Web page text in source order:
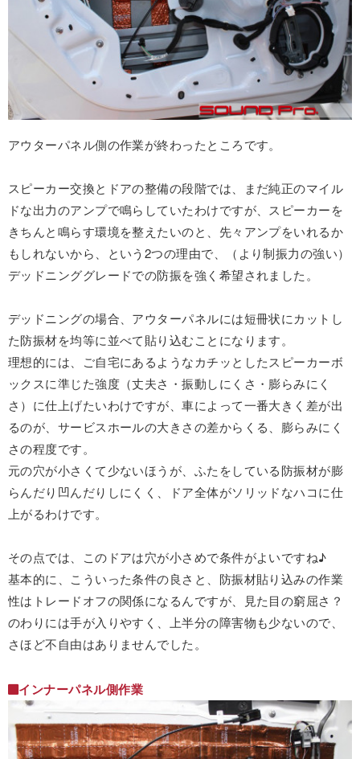
アウターパネル側の作業が終わったところです。
スピーカー交換とドアの整備の段階では、まだ純正のマイル
ドな出力のアンプで鳴らしていたわけですが、スピーカーを
きちんと鳴らす環境を整えたいのと、先々アンプをいれるか
もしれないから、という2つの理由で、（より制振力の強い）
デッドニンググレードでの防振を強く希望されました。
デッドニングの場合、アウターパネルには短冊状にカットし
た防振材を均等に並べて貼り込むことになります。
理想的には、ご自宅にあるようなカチッとしたスピーカーボ
ックスに準じた強度（丈夫さ・振動しにくさ・膨らみにく
さ）に仕上げたいわけですが、車によって一番大きく差が出
るのが、サービスホールの大きさの差からくる、膨らみにく
さの程度です。
元の穴が小さくて少ないほうが、ふたをしている防振材が膨
らんだり凹んだりしにくく、ドア全体がソリッドなハコに仕
上がるわけです。
その点では、このドアは穴が小さめで条件がよいですね♪
基本的に、こういった条件の良さと、防振材貼り込みの作業
性はトレードオフの関係になるんですが、見た目の窮屈さ？
のわりには手が入りやすく、上半分の障害物も少ないので、
さほど不自由はありませんでした。
インナーパネル側作業